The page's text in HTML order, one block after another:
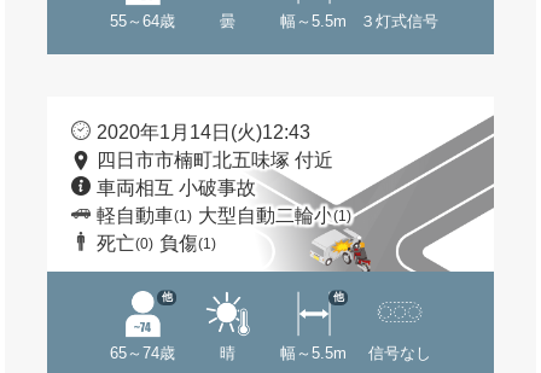
55～64歳 曇 幅～5.5m ３灯式信号
2020年1月14日(火)12:43
四日市市楠町北五味塚 付近
車両相互 小破事故
軽自動車(1) 大型自動二輪小(1)
死亡(0) 負傷(1)
65～74歳
他
晴 幅～5.5m
他
信号なし